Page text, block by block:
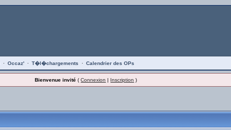
· Occaz' · T�l�chargements · Calendrier des OPs
Bienvenue invité (Connexion | Inscription )